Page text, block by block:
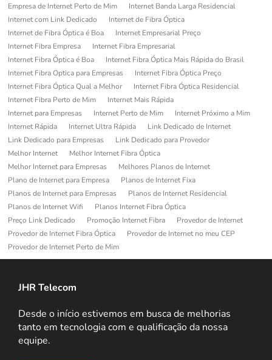
Empresa de Internet Perto de Mim
Internet Banda Larga Residencial
Internet com Link Dedicado
Internet de Fibra Óptica
Internet de Fibra Óptica é Boa
Internet Empresarial Preço
Internet Fibra Empresa
Internet Fibra Empresarial
Internet Fibra Óptica é Boa
Internet Fibra Óptica Mais Rápida do Brasil
Internet Fibra Optica para Empresas
Internet Fibra Óptica Preço
Internet Fibra Óptica Qual a Melhor
Internet Fibra Óptica Residencial
Internet Fibra Perto de Mim
Internet Mais Rápida
Internet para Empresas
Internet Perto de Mim
Internet Próximo a Mim
Internet Rápida
Internet Ultra Rápida
Link Dedicado de Internet
Link Dedicado para Empresas
Link Dedicado para Provedor
Melhor Internet
Melhor Internet Fibra Óptica
Melhor Internet para Empresas
Melhores Planos de Internet
Plano de Internet para Empresa
Planos de Internet Fixa
Planos de Internet para Empresas
Planos de Internet Residencial
Planos de Internet Wifi
Planos Internet Fibra Óptica
Preço Link Dedicado
Promoção Internet Fibra
Provedor de Internet
Provedor de Internet Fibra Óptica
Provedor de Internet no meu CEP
Provedor de Internet Perto de Mim
JHR Telecom
Desde o início estivemos em busca de melhorias
tanto em tecnologia com e qualificação da nossa
equipe.